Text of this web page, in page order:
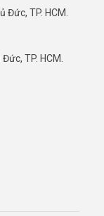
Đức, TP. HCM.
TP. HCM.